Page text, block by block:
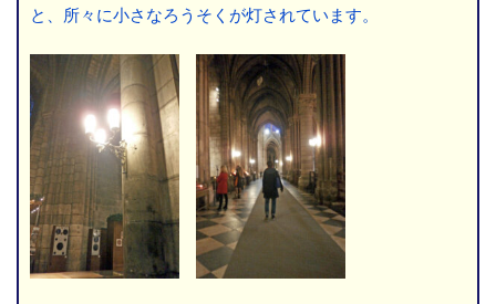
と、所々に小さなろうそくが灯されています。